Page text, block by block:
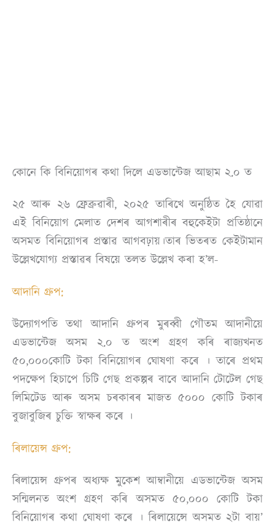
কোনে কি বিনিয়োগৰ কথা দিলে এডভান্টেজ আছাম ২.০ ত
২৫ আৰু ২৬ ফ্ৰেব্ৰুৱাৰী, ২০২৫ তাৰিখে অনুষ্ঠিত হৈ যোৱা
এই বিনিয়োগ মেলাত দেশৰ আগশাৰীৰ বহুকেইটা প্ৰতিষ্ঠানে
অসমত বিনিয়োগৰ প্ৰস্তাৱ আগবঢ়ায়।তাৰ ভিতৰত কেইটামান
উল্লেখযোগ্য প্ৰস্তাৱৰ বিষয়ে তলত উল্লেখ কৰা হ’ল-
আদানি গ্ৰুপ:
উদ্যোগপতি তথা আদানি গ্ৰুপৰ মুৰব্বী গৌতম আদানীয়ে
এডভান্টেজ অসম ২.০ ত অংশ গ্ৰহণ কৰি ৰাজ্যখনত
৫০,০০০কোটি টকা বিনিয়োগৰ ঘোষণা কৰে । তাৰে প্ৰথম
পদক্ষেপ হিচাপে চিটি গেছ প্ৰকল্পৰ বাবে আদানি টোটেল গেছ
লিমিটেড আৰু অসম চৰকাৰৰ মাজত ৫০০০ কোটি টকাৰ
বুজাবুজিৰ চুক্তি স্বাক্ষৰ কৰে ।
ৰিলায়েন্স গ্ৰুপ:
ৰিলায়েন্স গ্ৰুপৰ অধ্যক্ষ মুকেশ আম্বানীয়ে এডভান্টেজ অসম
সন্মিলনত অংশ গ্ৰহণ কৰি অসমত ৫০,০০০ কোটি টকা
বিনিয়োগৰ কথা ঘোষণা কৰে । ৰিলায়েন্সে অসমত ২টা বায়’